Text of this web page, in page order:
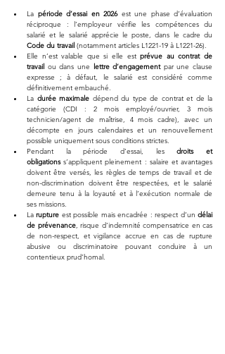
La période d’essai en 2026 est une phase d’évaluation
réciproque : l’employeur vérifie les compétences du
Code du travail (notamment articles L1221-19 à L1221-26).
Elle n’est valable que si elle est prévue au contrat de
travail ou dans une lettre d’engagement par une clause
expresse ; à défaut, le salarié est considéré comme
définitivement embauché.
La durée maximale dépend du type de contrat et de la
catégorie (CDI : 2 mois employé/ouvrier, 3 mois
technicien/agent de maîtrise, 4 mois cadre), avec un
décompte en jours calendaires et un renouvellement
possible uniquement sous conditions strictes.
Pendant la période d’essai, les droits et
obligations s’appliquent pleinement : salaire et avantages
doivent être versés, les règles de temps de travail et de
non-discrimination doivent être respectées, et le salarié
demeure tenu à la loyauté et à l’exécution normale de
ses missions.
La rupture est possible mais encadrée : respect d’un délai
de prévenance, risque d’indemnité compensatrice en cas
de non-respect, et vigilance accrue en cas de rupture
abusive ou discriminatoire pouvant conduire à un
contentieux prud’homal.